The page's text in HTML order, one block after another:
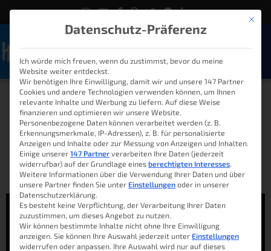
iPhone Drosselung – Das
Imperium Apple in der
Krise
Lukas 13. Januar 2018 14:15
Mit
Datenschutz-Präferenz
Ich würde mich freuen, wenn du zustimmst, bevor du meine
Website weiter entdeckst.
Wir benötigen Ihre Einwilligung, damit wir und unsere 147 Partner
Cookies und andere Technologien verwenden können, um Ihnen
relevante Inhalte und Werbung zu liefern. Auf diese Weise
finanzieren und optimieren wir unsere Website.
Personenbezogene Daten können verarbeitet werden (z. B.
Erkennungsmerkmale, IP-Adressen), z. B. für personalisierte
Anzeigen und Inhalte oder zur Messung von Anzeigen und Inhalten.
Einige unserer 147 Partner verarbeiten Ihre Daten (jederzeit
widerrufbar) auf der Grundlage eines berechtigten Interesses.
Weitere Informationen über die Verwendung Ihrer Daten und über
unsere Partner finden Sie unter Einstellungen oder in unserer
Datenschutzerklärung.
Es besteht keine Verpflichtung, der Verarbeitung Ihrer Daten
zuzustimmen, um dieses Angebot zu nutzen.
Wir können bestimmte Inhalte nicht ohne Ihre Einwilligung
anzeigen. Sie können Ihre Auswahl jederzeit unter Einstellungen
widerrufen oder anpassen. Ihre Auswahl wird nur auf dieses